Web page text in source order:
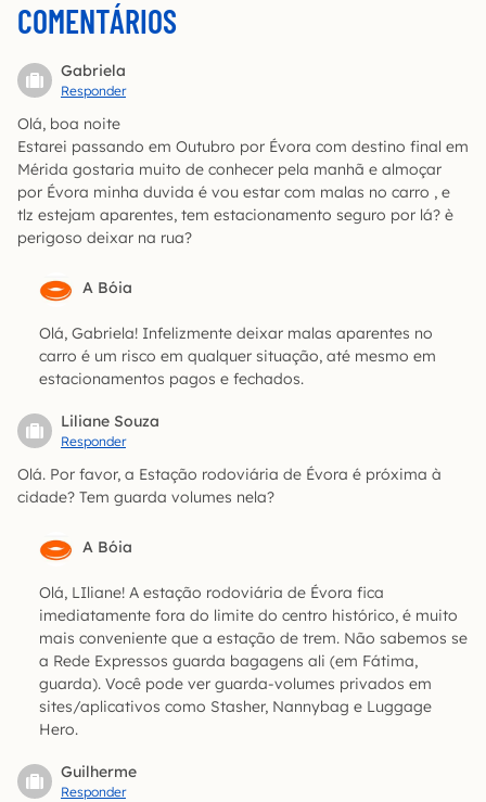
COMENTÁRIOS
Gabriela
Responder
Olá, boa noite
Estarei passando em Outubro por Évora com destino final em
Mérida gostaria muito de conhecer pela manhã e almoçar
por Évora minha duvida é vou estar com malas no carro , e
tlz estejam aparentes, tem estacionamento seguro por lá? è
perigoso deixar na rua?
A Bóia
Olá, Gabriela! Infelizmente deixar malas aparentes no
carro é um risco em qualquer situação, até mesmo em
estacionamentos pagos e fechados.
Liliane Souza
Responder
Olá. Por favor, a Estação rodoviária de Évora é próxima à
cidade? Tem guarda volumes nela?
A Bóia
Olá, LIliane! A estação rodoviária de Évora fica
imediatamente fora do limite do centro histórico, é muito
mais conveniente que a estação de trem. Não sabemos se
a Rede Expressos guarda bagagens ali (em Fátima,
guarda). Você pode ver guarda-volumes privados em
sites/aplicativos como Stasher, Nannybag e Luggage
Hero.
Guilherme
Responder